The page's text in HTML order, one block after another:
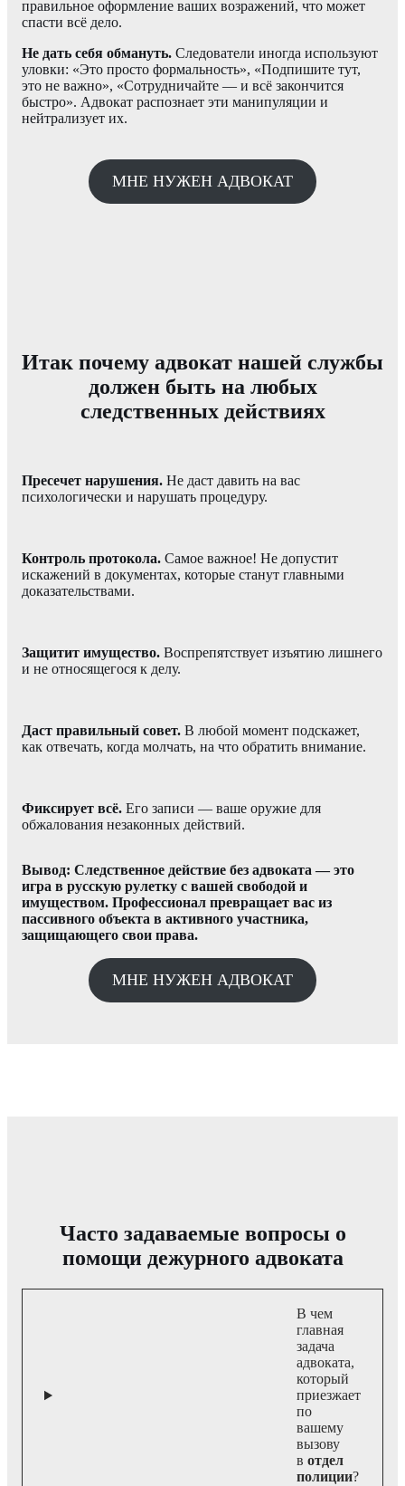
правильное оформление ваших возражений, что может
спасти всё дело.
Не дать себя обмануть. Следователи иногда используют
уловки: «Это просто формальность», «Подпишите тут,
это не важно», «Сотрудничайте — и всё закончится
быстро». Адвокат распознает эти манипуляции и
нейтрализует их.
МНЕ НУЖЕН АДВОКАТ
Итак почему адвокат нашей службы
должен быть на любых
следственных действиях
Пресечет нарушения. Не даст давить на вас
психологически и нарушать процедуру.
Контроль протокола. Самое важное! Не допустит
искажений в документах, которые станут главными
доказательствами.
Защитит имущество. Воспрепятствует изъятию лишнего
и не относящегося к делу.
Даст правильный совет. В любой момент подскажет,
как отвечать, когда молчать, на что обратить внимание.
Фиксирует всё. Его записи — ваше оружие для
обжалования незаконных действий.
Вывод: Следственное действие без адвоката — это
игра в русскую рулетку с вашей свободой и
имуществом. Профессионал превращает вас из
пассивного объекта в активного участника,
защищающего свои права.
МНЕ НУЖЕН АДВОКАТ
Часто задаваемые вопросы о
помощи дежурного адвоката
В чем
главная
задача
адвоката,
который
приезжает
по
вашему
вызову
в отдел
полиции?